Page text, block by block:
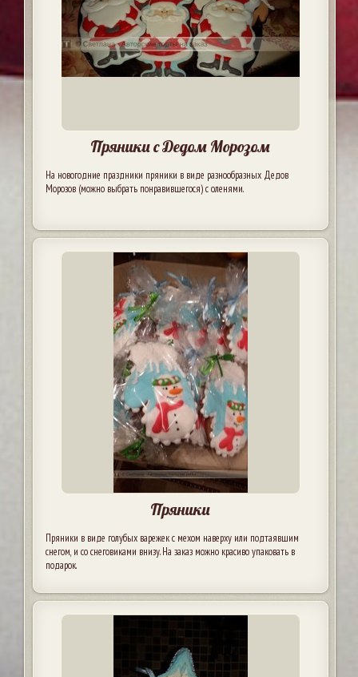
Пряники с Дедом Морозом
На новогодние праздники пряники в виде разнообразных Дедов
Морозов (можно выбрать понравившегося) с оленями.
Пряники
Пряники в виде голубых варежек с мехом наверху или подтаявшим
снегом, и со снеговиками внизу. На заказ можно красиво упаковать в
подарок.